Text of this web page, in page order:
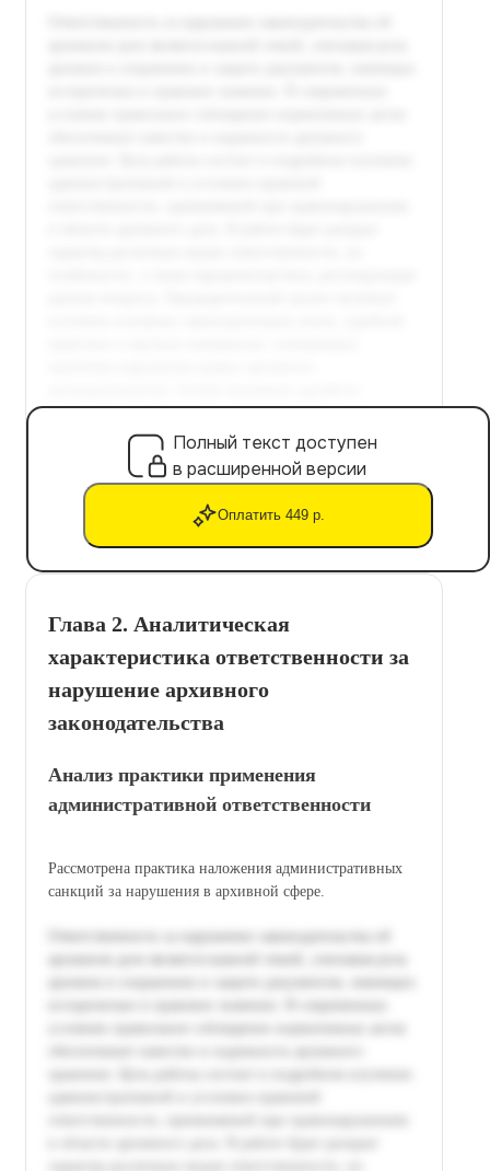
Полный текст доступен
в расширенной версии
Оплатить 449 р.
Глава 2. Аналитическая
характеристика ответственности за
нарушение архивного
законодательства
Анализ практики применения
административной ответственности
Рассмотрена практика наложения административных
санкций за нарушения в архивной сфере.